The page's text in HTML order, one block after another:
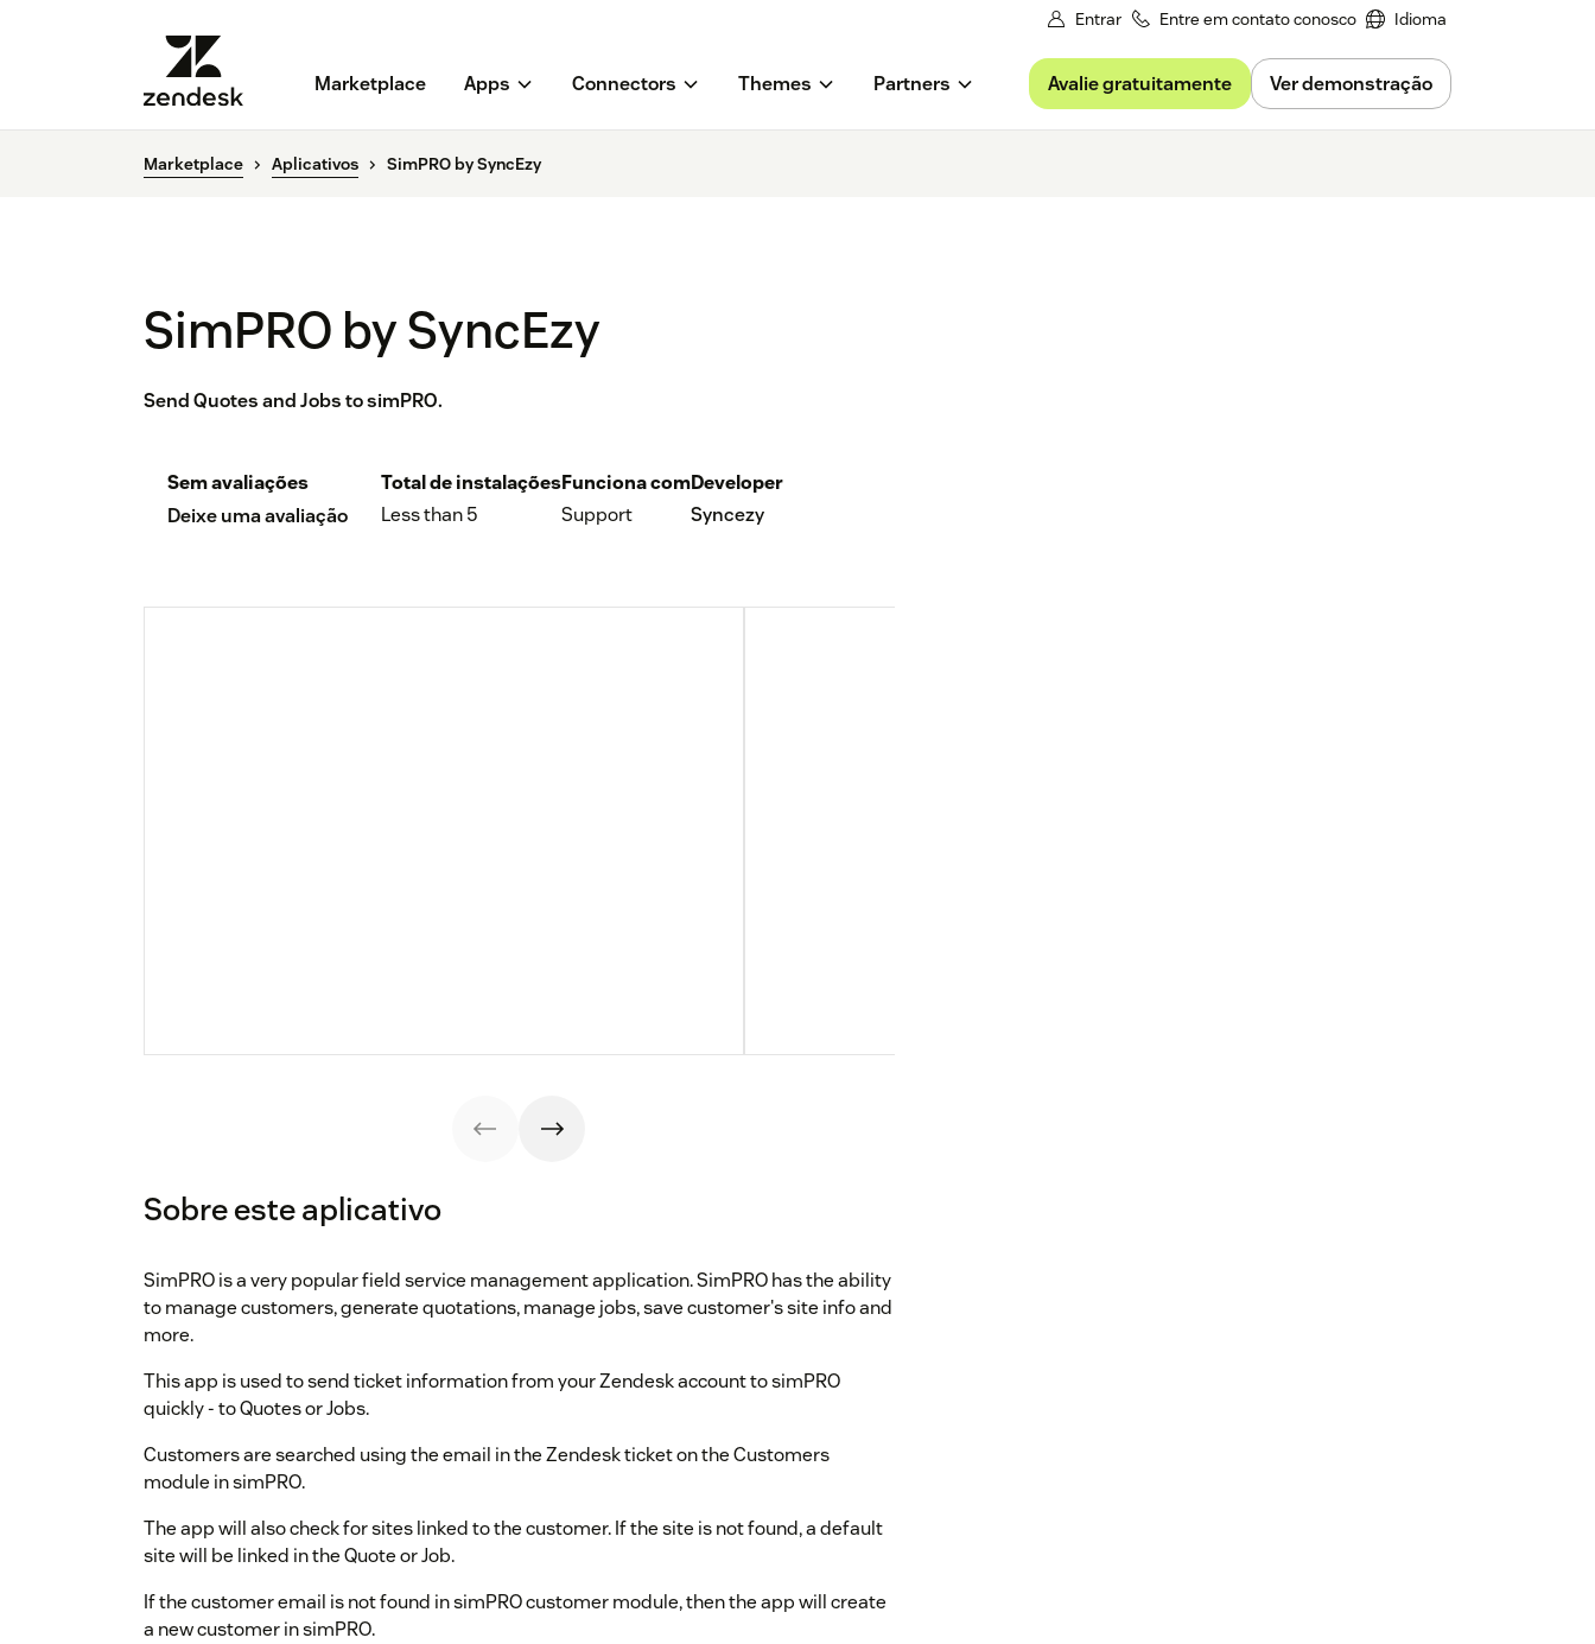
Entrar Entre em contato conosco Idioma
Marketplace Apps Connectors Themes Partners Avalie gratuitamente Ver demonstração
Marketplace Aplicativos SimPRO by SyncEzy
SimPRO by SyncEzy
Send Quotes and Jobs to simPRO.
Sem avaliações
Deixe uma avaliação
Total de instalações
Less than 5
Funciona com
Support
Developer
Syncezy
Sobre este aplicativo
SimPRO is a very popular field service management application. SimPRO has the ability
to manage customers, generate quotations, manage jobs, save customer's site info and
more.
This app is used to send ticket information from your Zendesk account to simPRO
quickly - to Quotes or Jobs.
Customers are searched using the email in the Zendesk ticket on the Customers
module in simPRO.
The app will also check for sites linked to the customer. If the site is not found, a default
site will be linked in the Quote or Job.
If the customer email is not found in simPRO customer module, then the app will create
a new customer in simPRO.